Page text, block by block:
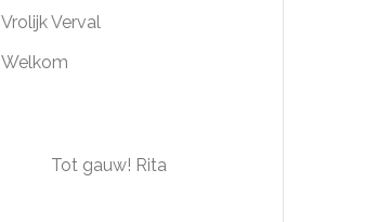
Vrolijk Verval
Welkom
Tot gauw! Rita